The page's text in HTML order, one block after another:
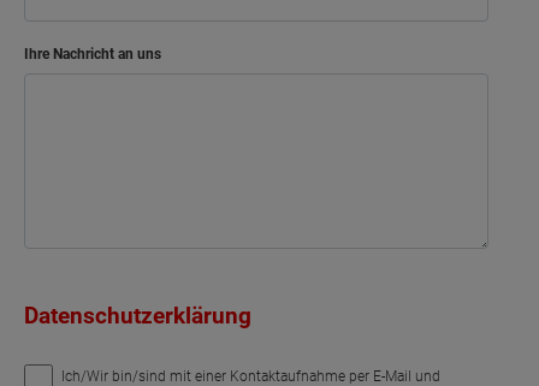
Ihre Nachricht an uns
Datenschutzerklärung
Ich/Wir bin/sind mit einer Kontaktaufnahme per E-Mail und